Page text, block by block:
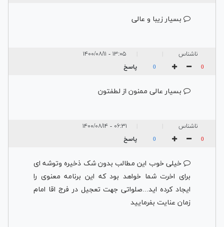
بسیار زیبا و عالی
ناشناس ۱۳:۰۵ - ۱۴۰۰/۰۸/۱۱
0
0 پاسخ
بسیار عالی ممنون از لطفتون
ناشناس ۰۶:۳۱ - ۱۴۰۰/۰۸/۱۴
0
0 پاسخ
خیلی خوب این مطالب بدون شک ذخیره وتوشه ای
برای اخرت شما خواهد بود که این برنامه معنوی را
ایجاد کرده اید...صلواتی جهت تعجیل در فرج اقا امام
زمان عنایت بفرمایید